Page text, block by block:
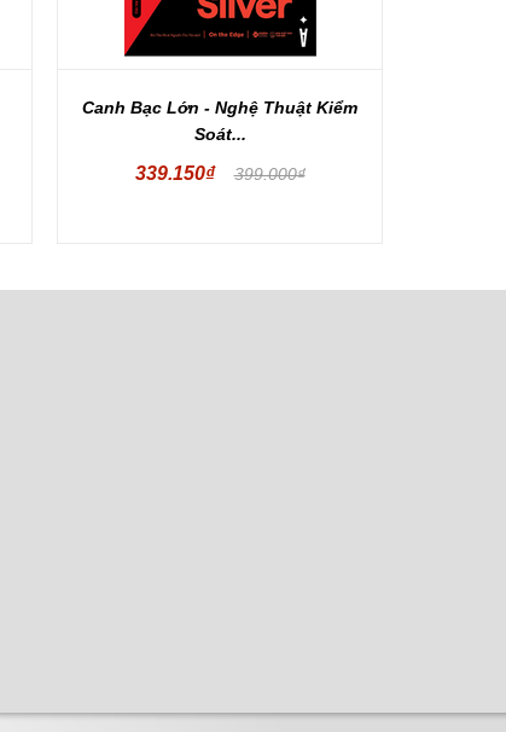
Canh Bạc Lớn - Nghệ Thuật Kiểm
Soát...
339.150₫ 399.000₫